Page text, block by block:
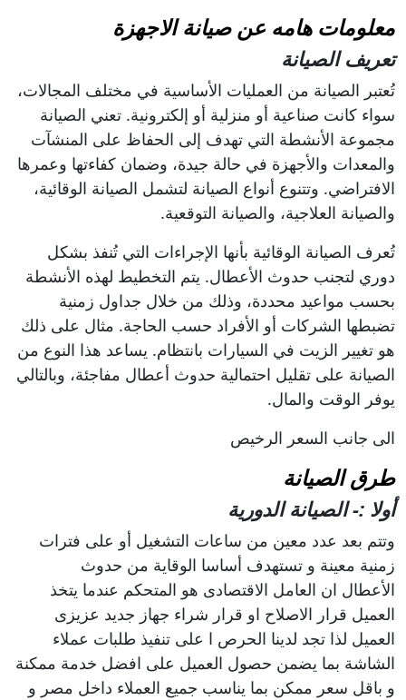
معلومات هامه عن صيانة الاجهزة
تعريف الصيانة
تُعتبر الصيانة من العمليات الأساسية في مختلف المجالات،
سواء كانت صناعية أو منزلية أو إلكترونية. تعني الصيانة
مجموعة الأنشطة التي تهدف إلى الحفاظ على المنشآت
والمعدات والأجهزة في حالة جيدة، وضمان كفاءتها وعمرها
الافتراضي. وتتنوع أنواع الصيانة لتشمل الصيانة الوقائية،
والصيانة العلاجية، والصيانة التوقعية.
تُعرف الصيانة الوقائية بأنها الإجراءات التي تُنفذ بشكل
دوري لتجنب حدوث الأعطال. يتم التخطيط لهذه الأنشطة
بحسب مواعيد محددة، وذلك من خلال جداول زمنية
تضبطها الشركات أو الأفراد حسب الحاجة. مثال على ذلك
هو تغيير الزيت في السيارات بانتظام. يساعد هذا النوع من
الصيانة على تقليل احتمالية حدوث أعطال مفاجئة، وبالتالي
يوفر الوقت والمال.
الى جانب السعر الرخيص
طرق الصيانة
أولا :- الصيانة الدورية
وتتم بعد عدد معين من ساعات التشغيل أو على فترات
زمنية معينة و تستهدف أساسا الوقاية من حدوث
الأعطال ان العامل الاقتصادى هو المتحكم عندما يتخذ
العميل قرار الاصلاح او قرار شراء جهاز جديد عزيزى
العميل لذا تجد لدينا الحرص ا على تنفيذ طلبات عملاء
الشاشة بما يضمن حصول العميل على افضل خدمة ممكنة
و باقل سعر ممكن بما يناسب جميع العملاء داخل مصر و